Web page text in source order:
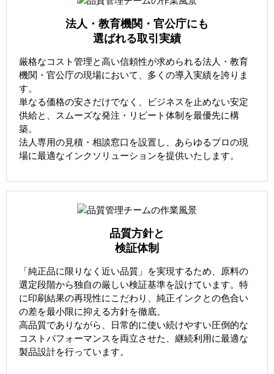
法人・教育機関・官公庁にも
選ばれる取引実績
厳格なコスト管理と高い信頼性が求められる法人・教育
機関・官公庁の現場において、多くの導入実績を誇りま
す。
単なる価格の安さだけでなく、ビジネスを止めない安定
供給と、スムーズな発注・リピート体制を最優先に構
築。
法人専用の見積・相談窓口を設置し、あらゆるプロの現
場に最適なインクソリューションを提供いたします。
品質方針と
検証体制
「純正品に限りなく近い品質」を実現するため、原料の
選定段階から独自の厳しい検証基準を設けています。特
に印刷結果の再現性にこだわり、純正インクとの色合い
の差を最小限に抑える方針を徹底。
高品質でありながら、日常的に使い続けやすい圧倒的な
コストパフォーマンスを両立させた、継続利用に最適な
製品設計を行っています。